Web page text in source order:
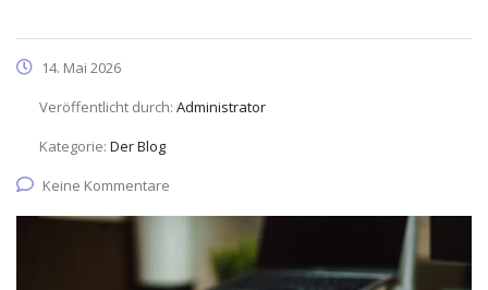
14. Mai 2026
Veröffentlicht durch: Administrator
Kategorie: Der Blog
Keine Kommentare